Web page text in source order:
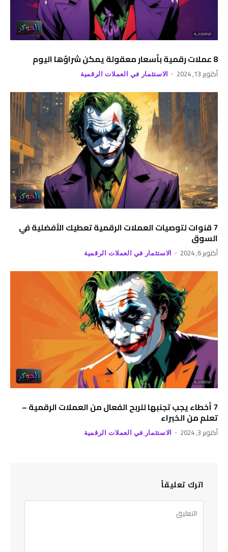
8 عملات رقمية بأسعار معقولة يمكن شراؤها اليوم
أكتوبر 13, 2024 الاستثمار في العملات الرقمية
7 قنوات لتوصيات العملات الرقمية تعطيك الأفضلية في
السوق
أكتوبر 6, 2024 الاستثمار في العملات الرقمية
7 أخطاء يجب تجنبها للربح الفعال من العملات الرقمية –
تعلم من الخبراء
أكتوبر 3, 2024 الاستثمار في العملات الرقمية
اترك تعليقاً